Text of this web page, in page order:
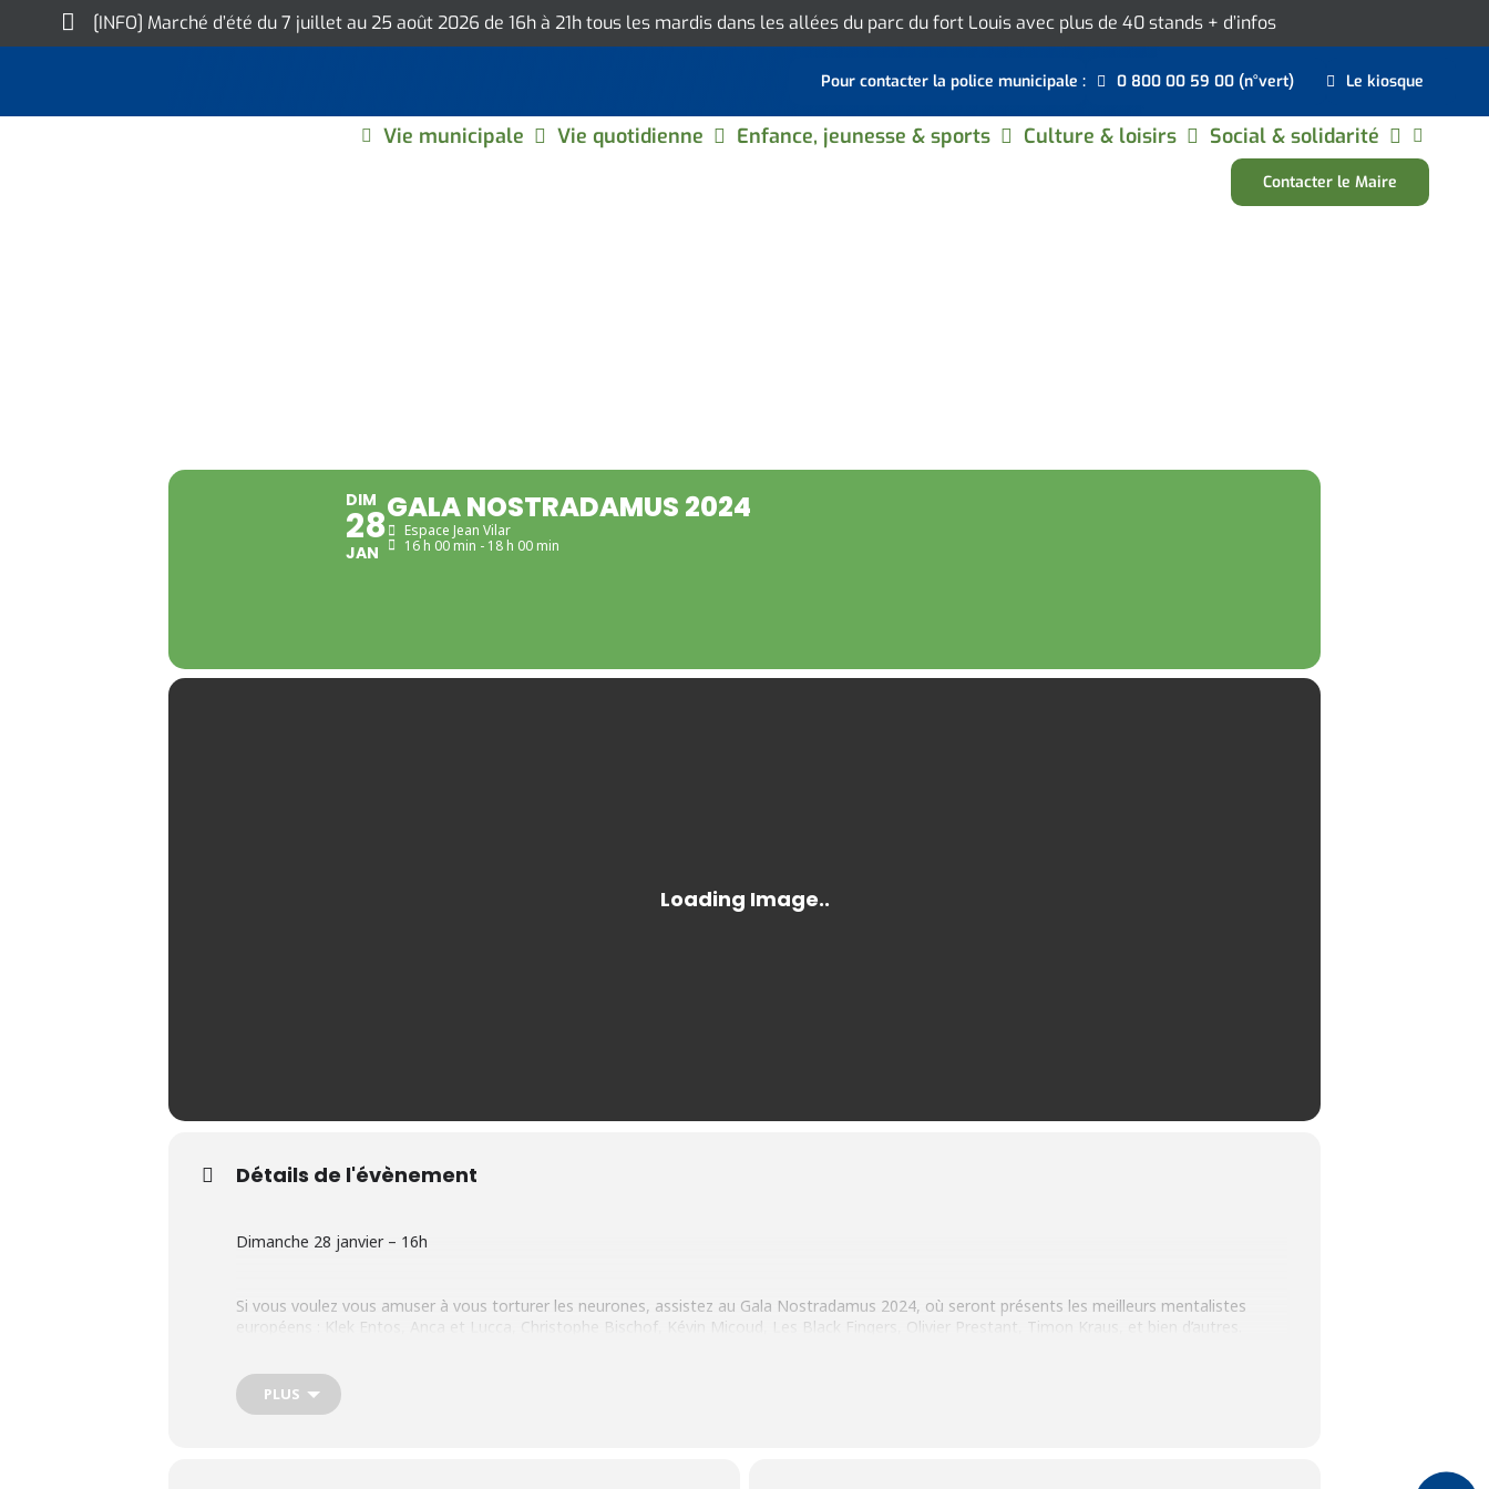
to
[INFO] Marché d’été du 7 juillet au 25 août 2026 de 16h à 21h tous les mardis dans les allées du parc du fort Louis avec plus de 40 stands + d’infos
Pour contacter la police municipale : 0 800 00 59 00 (n°vert) Le kiosque
Vie municipale Vie quotidienne Enfance, jeunesse & sports Culture & loisirs Social & solidarité
Contacter le Maire
DIM
28
JAN
GALA NOSTRADAMUS 2024
Espace Jean Vilar
16 h 00 min - 18 h 00 min
Détails de l'évènement
Dimanche 28 janvier – 16h
Si vous voulez vous amuser à vous torturer les neurones, assistez au Gala Nostradamus 2024, où seront présents les meilleurs mentalistes
européens : Klek Entos, Anca et Lucca, Christophe Bischof, Kévin Micoud, Les Black Fingers, Olivier Prestant, Timon Kraus, et bien d’autres.
Entrée : Coudekerquois : 5 € – Extérieurs : 10 €
PLUS